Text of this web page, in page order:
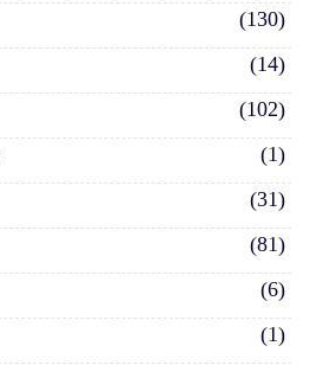
(130)
(14)
(102)
(1)
(31)
(81)
(6)
(1)